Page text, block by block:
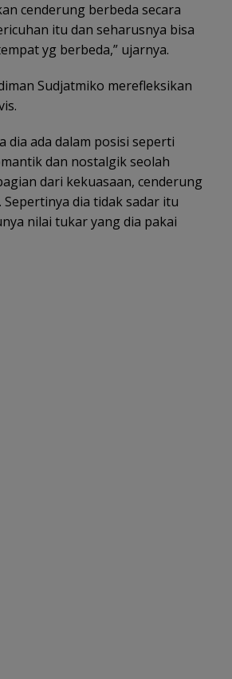
cenderung berbeda secara
itu dan seharusnya bisa
yg berbeda,” ujarnya.
Sudjatmiko merefleksikan
dia ada dalam posisi seperti
dan nostalgik seolah
dari kekuasaan, cenderung
dia tidak sadar itu
nilai tukar yang dia pakai